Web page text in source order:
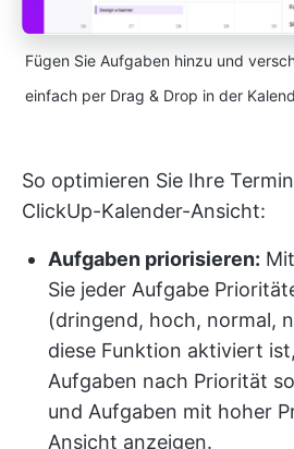
Fügen Sie Aufgaben hinzu und
einfach per Drag & Drop in der
So optimieren Sie Ihre
ClickUp-Kalender-Ansicht:
Aufgaben priorisieren:
Sie jeder Aufgabe
(dringend, hoch, normal,
diese Funktion aktiviert
Aufgaben nach Priorität
und Aufgaben mit hoher
Ansicht anzeigen.